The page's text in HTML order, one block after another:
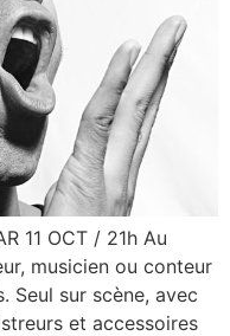
11 OCT / 21h Au
musicien ou conteur
Seul sur scène, avec
et accessoires